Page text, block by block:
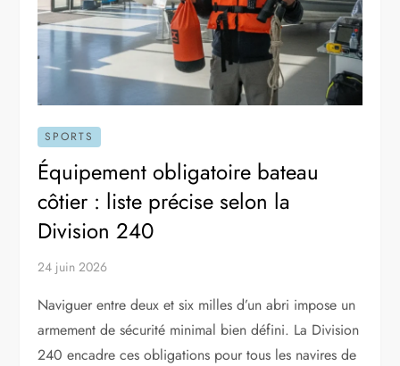
SPORTS
Équipement obligatoire bateau
côtier : liste précise selon la
Division 240
24 juin 2026
Naviguer entre deux et six milles d’un abri impose un
armement de sécurité minimal bien défini. La Division
240 encadre ces obligations pour tous les navires de